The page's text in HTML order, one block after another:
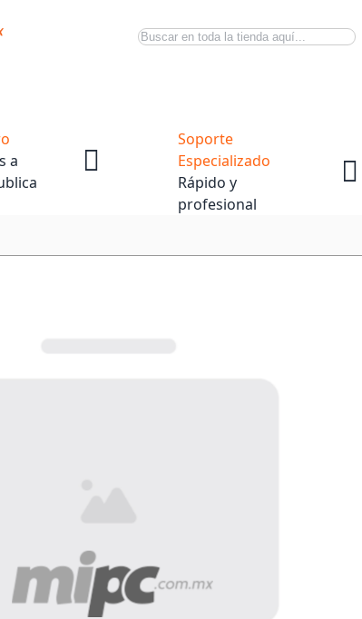
Buscar
a
Soporte
Especializado
Rápido y
profesional